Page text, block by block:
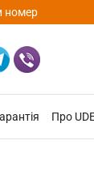
номер
Про